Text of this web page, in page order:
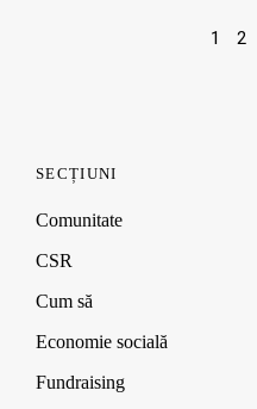
1 2
SECȚIUNI
Comunitate
CSR
Cum să
Economie socială
Fundraising